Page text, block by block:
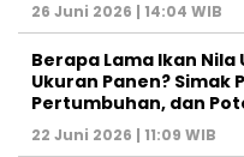
26 Juni 2026 | 14:04 WIB
Berapa Lama Ikan
Ukuran Panen? Simak
Pertumbuhan, dan
22 Juni 2026 | 11:09 WIB